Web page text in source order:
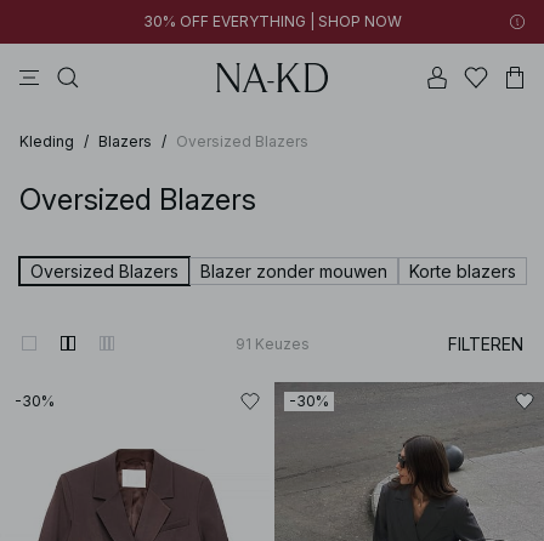
30% OFF EVERYTHING | SHOP NOW
Kleding / Blazers / Oversized Blazers
Oversized Blazers
Oversized Blazers Blazer zonder mouwen Korte blazers
91 Keuzes FILTEREN
-30% -30%